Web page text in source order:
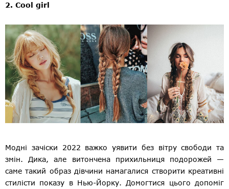
2. Cool girl
Модні зачіски 2022 важко уявити без вітру свободи та
змін. Дика, але витончена прихильниця подорожей —
саме такий образ дівчини намагалися створити креативні
стилісти показу в Нью-Йорку. Домогтися цього допоміг